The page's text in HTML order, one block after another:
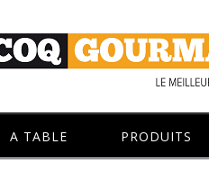
A TABLE PRODUITS